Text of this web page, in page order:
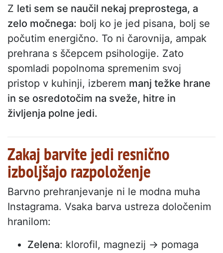
Z leti sem se naučil nekaj preprostega, a
zelo močnega: bolj ko je jed pisana, bolj se
počutim energično. To ni čarovnija, ampak
prehrana s ščepcem psihologije. Zato
spomladi popolnoma spremenim svoj
pristop v kuhinji, izberem manj težke hrane
in se osredotočim na sveže, hitre in
življenja polne jedi.
Zakaj barvite jedi resnično
izboljšajo razpoloženje
Barvno prehranjevanje ni le modna muha
Instagrama. Vsaka barva ustreza določenim
hranilom:
Zelena: klorofil, magnezij → pomaga